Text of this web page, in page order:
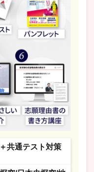
共通テスト対策